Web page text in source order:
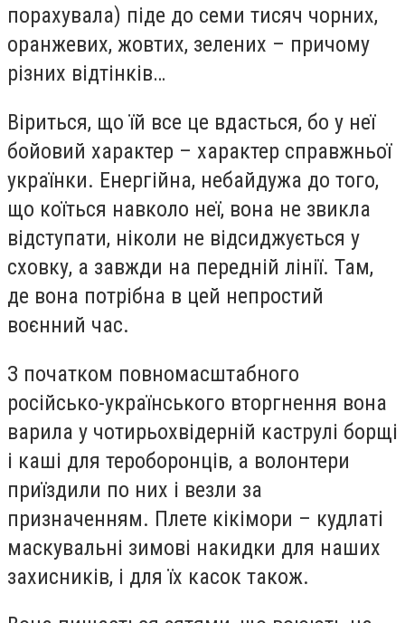
порахувала) піде до семи тисяч чорних,
оранжевих, жовтих, зелених – причому
різних відтінків…
Віриться, що їй все це вдасться, бо у неї
бойовий характер – характер справжньої
українки. Енергійна, небайдужа до того,
що коїться навколо неї, вона не звикла
відступати, ніколи не відсиджується у
сховку, а завжди на передній лінії. Там,
де вона потрібна в цей непростий
воєнний час.
З початком повномасштабного
російсько-українського вторгнення вона
варила у чотирьохвідерній каструлі борщі
і каші для тероборонців, а волонтери
приїздили по них і везли за
призначенням. Плете кікімори – кудлаті
маскувальні зимові накидки для наших
захисників, і для їх касок також.